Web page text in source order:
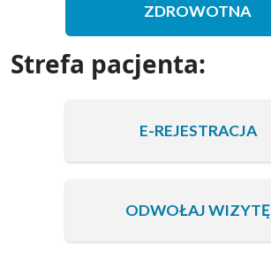
ZDROWOTNA
Strefa pacjenta:
E-REJESTRACJA
ODWOŁAJ WIZYTĘ